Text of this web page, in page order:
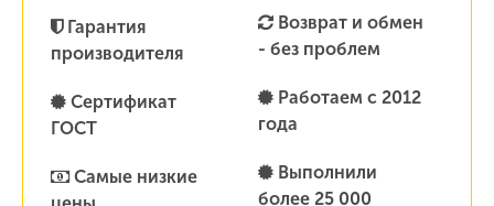
Гарантия
производителя
Сертификат
ГОСТ
Самые низкие
Возврат и обмен
- без проблем
Работаем с 2012
года
Выполнили
более 25 000